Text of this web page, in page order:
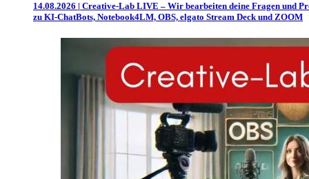
14.08.2026 | Creative-Lab LIVE – Wir bearbeiten deine Fragen und
zu KI-ChatBots, Notebook4LM, OBS, elgato Stream Deck und ZOOM